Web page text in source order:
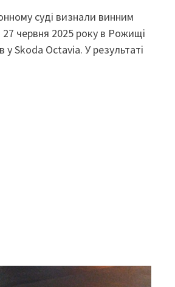
суді визнали винним
червня 2025 року в Рожищі
у Skoda Octavia. У результаті